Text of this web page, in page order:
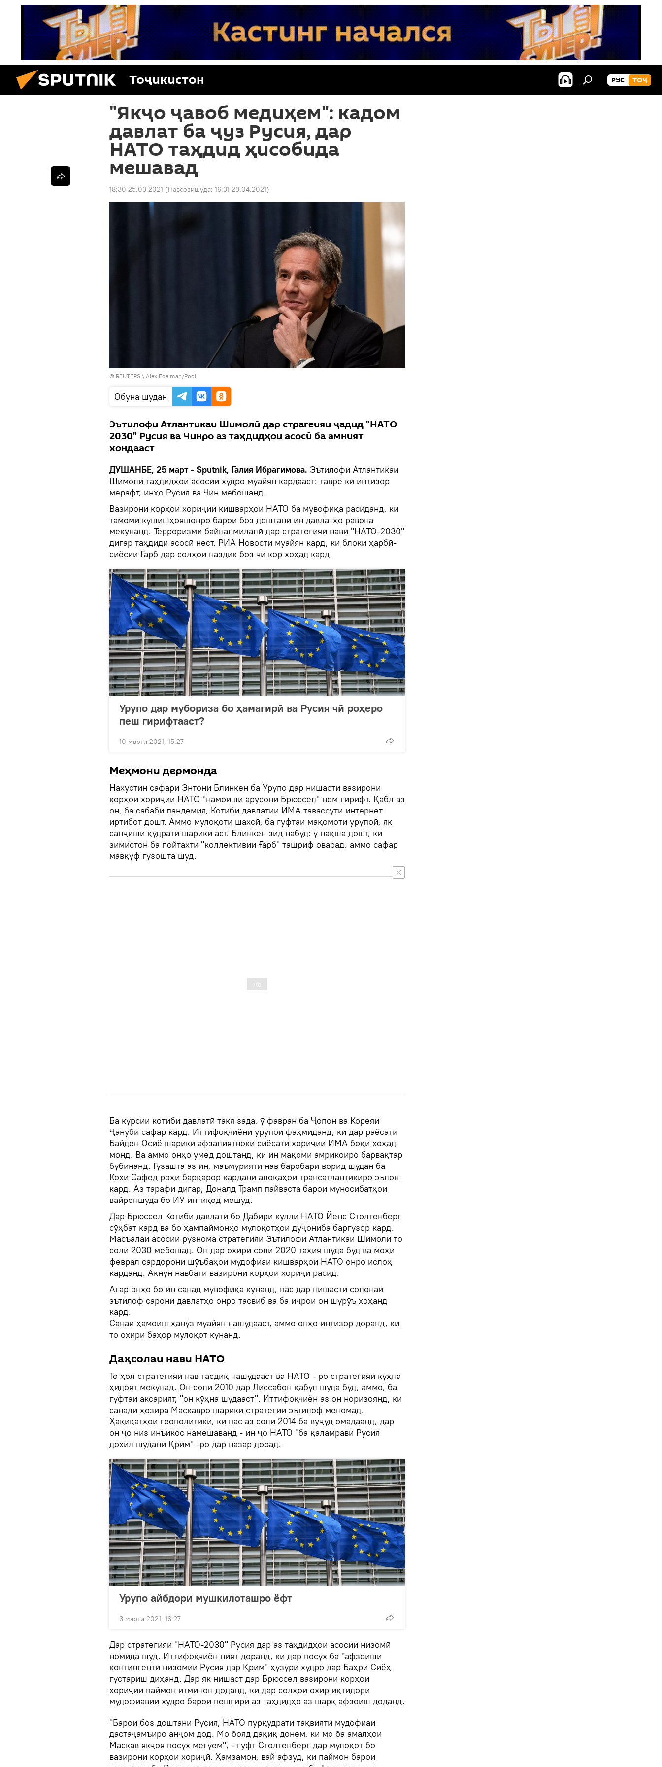
Тоҷикистон РУС ТОҶ
"Якҷо ҷавоб медиҳем": кадом
давлат ба ҷуз Русия, дар
НАТО таҳдид ҳисобида
мешавад
18:30 25.03.2021 (Навсозишуда: 16:31 23.04.2021)
© REUTERS \ Alex Edelman/Pool
Обуна шудан
Эътилофи Атлантикаи Шимолӣ дар страгеияи ҷадид "НАТО
2030" Русия ва Чинро аз таҳдидҳои асосӣ ба амният
хондааст
ДУШАНБЕ, 25 март - Sputnik, Галия Ибрагимова. Эътилофи Атлантикаи
Шимолӣ таҳдидҳои асосии худро муайян кардааст: тавре ки интизор
мерафт, инҳо Русия ва Чин мебошанд.
Вазирони корҳои хориҷии кишварҳои НАТО ба мувофиқа расиданд, ки
тамоми кӯшишҳояшонро барои боз доштани ин давлатҳо равона
мекунанд. Терроризми байналмилалӣ дар стратегияи нави "НАТО-2030"
дигар таҳдиди асосӣ нест. РИА Новости муайян кард, ки блоки ҳарбӣ-
сиёсии Ғарб дар солҳои наздик боз чӣ кор хоҳад кард.
Урупо дар мубориза бо ҳамагирӣ ва Русия чӣ роҳеро
пеш гирифтааст?
10 марти 2021, 15:27
Меҳмони дермонда
Нахустин сафари Энтони Блинкен ба Урупо дар нишасти вазирони
корҳои хориҷии НАТО "намоиши арӯсони Брюссел" ном гирифт. Қабл аз
он, ба сабаби пандемия, Котиби давлатии ИМА тавассути интернет
иртибот дошт. Аммо мулоқоти шахсӣ, ба гуфтаи мақомоти урупоӣ, як
санҷиши қудрати шарикӣ аст. Блинкен зид набуд: ӯ нақша дошт, ки
зимистон ба пойтахти "коллективии Ғарб" ташриф оварад, аммо сафар
мавқуф гузошта шуд.
Ба курсии котиби давлатӣ такя зада, ӯ фавран ба Ҷопон ва Кореяи
Ҷанубӣ сафар кард. Иттифоқчиёни урупоӣ фаҳмиданд, ки дар раёсати
Байден Осиё шарики афзалиятноки сиёсати хориҷии ИМА боқӣ хоҳад
монд. Ва аммо онҳо умед доштанд, ки ин мақоми амрикоиро барвақтар
бубинанд. Гузашта аз ин, маъмурияти нав баробари ворид шудан ба
Кохи Сафед роҳи барқарор кардани алоқаҳои трансатлантикиро эълон
кард. Аз тарафи дигар, Доналд Трамп пайваста барои муносибатҳои
вайроншуда бо ИУ интиқод мешуд.
Дар Брюссел Котиби давлатӣ бо Дабири кулли НАТО Йенс Столтенберг
сӯҳбат кард ва бо ҳампаймонҳо мулоқотҳои дуҷониба баргузор кард.
Масъалаи асосии рӯзнома стратегияи Эътилофи Атлантикаи Шимолӣ то
соли 2030 мебошад. Он дар охири соли 2020 таҳия шуда буд ва моҳи
феврал сардорони шӯъбаҳои мудофиаи кишварҳои НАТО онро ислоҳ
карданд. Акнун навбати вазирони корҳои хориҷӣ расид.
Агар онҳо бо ин санад мувофиқа кунанд, пас дар нишасти солонаи
эътилоф сарони давлатҳо онро тасвиб ва ба иҷрои он шурӯъ хоҳанд
кард.
Санаи ҳамоиш ҳанӯз муайян нашудааст, аммо онҳо интизор доранд, ки
то охири баҳор мулоқот кунанд.
Даҳсолаи нави НАТО
То ҳол стратегияи нав тасдиқ нашудааст ва НАТО - ро стратегияи кӯҳна
ҳидоят мекунад. Он соли 2010 дар Лиссабон қабул шуда буд, аммо, ба
гуфтаи аксарият, "он кӯҳна шудааст". Иттифоқчиён аз он норизоянд, ки
санади ҳозира Маскавро шарики стратегии эътилоф меномад.
Ҳақиқатҳои геополитикӣ, ки пас аз соли 2014 ба вуҷуд омадаанд, дар
он ҷо низ инъикос намешаванд - ин ҷо НАТО "ба қаламрави Русия
дохил шудани Қрим" -ро дар назар дорад.
Урупо айбдори мушкилоташро ёфт
3 марти 2021, 16:27
Дар стратегияи "НАТО-2030" Русия дар аз таҳдидҳои асосии низомӣ
номида шуд. Иттифоқчиён ният доранд, ки дар посух ба "афзоиши
контингенти низомии Русия дар Қрим" ҳузури худро дар Баҳри Сиёҳ
густариш диҳанд. Дар як нишаст дар Брюссел вазирони корҳои
хориҷии паймон итминон доданд, ки дар солҳои охир иқтидори
мудофиавии худро барои пешгирӣ аз таҳдидҳо аз шарқ афзоиш доданд.
"Барои боз доштани Русия, НАТО пурқудрати тақвияти мудофиаи
дастаҷамъиро анҷом дод. Мо бояд дақиқ донем, ки мо ба амалҳои
Маскав якҷоя посух мегӯем", - гуфт Столтенберг дар мулоқот бо
вазирони корҳои хориҷӣ. Ҳамзамон, вай афзуд, ки паймон барои